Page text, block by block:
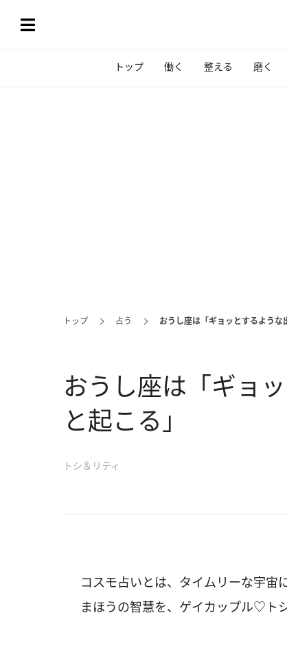
トップ 働く 整える 磨く
トップ 占う おうし座は「ギョッとするような
おうし座は「ギョ
と起こる」
トシ＆リティ
コスモ占いとは、タイムリーな宇宙
まほうの智慧を、ゲイカップル♡ト